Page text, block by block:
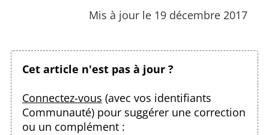
Mis à jour le 19 décembre 2017
Cet article n'est pas à jour ?
Connectez-vous (avec vos identifiants
Communauté) pour suggérer une correction
ou un complément :